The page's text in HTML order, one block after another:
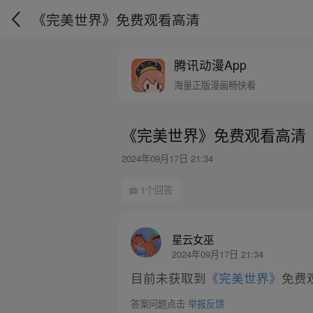
《完美世界》免费观看高清
腾讯动漫App
海量正版漫画畅快看
《完美世界》免费观看高清
2024年09月17日 21:34
1个回答
星云女巫
2024年09月17日 21:34
目前未获取到 《完美世界》 免费
答案问题点击举报反馈